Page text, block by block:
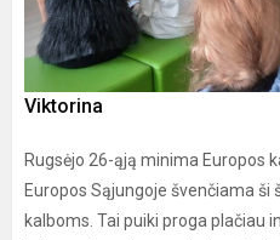
Viktorina
Rugsėjo 26-ąją minima Europos
Europos Sąjungoje švenčiama ši
kalboms. Tai puiki proga plačiau